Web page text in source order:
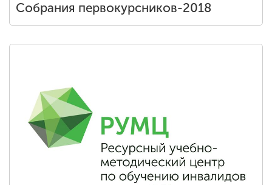
Собрания первокурсников-2018